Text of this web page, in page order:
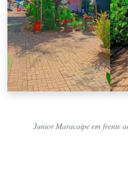
Junior Maracaípe em frente